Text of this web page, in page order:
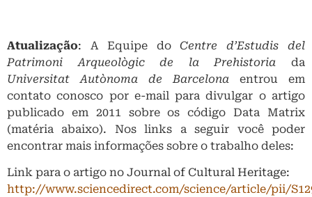
Atualização: A Equipe doCentre d’Estudis del
Patrimoni Arqueològic
de la Prehistoria da
Universitat Autònoma de Barcelona entrou em
contato conosco por e-mail para divulgar o artigo
publicado em 2011 sobre os código Data Matrix
(matéria abaixo). Nos links a seguir você poder
encontrar mais informações sobre o trabalho deles:
Link para o artigo no Journal of Cultural Heritage:
http://www.sciencedirect.com/science/article/pii/